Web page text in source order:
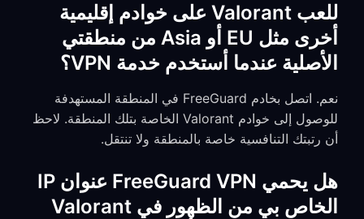
للعب Valorant على خوادم إقليمية
أخرى مثل EU أو Asia من منطقتي
الأصلية عندما أستخدم خدمة VPN؟
نعم. اتصل بخادم FreeGuard في المنطقة المستهدفة
للوصول إلى خوادم Valorant الخاصة بتلك المنطقة. لاحظ
أن رتبتك التنافسية خاصة بالمنطقة ولا تنتقل.
هل يحمي FreeGuard VPN عنوان IP
الخاص بي من الظهور في Valorant